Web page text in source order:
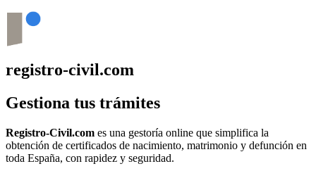
registro-civil.com
Gestiona tus trámites
Registro-Civil.com es una gestoría online que simplifica la
obtención de certificados de nacimiento, matrimonio y defunción en
toda España, con rapidez y seguridad.